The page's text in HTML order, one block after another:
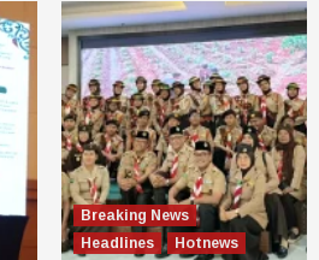
Breaking News
Headlines
Hotnews